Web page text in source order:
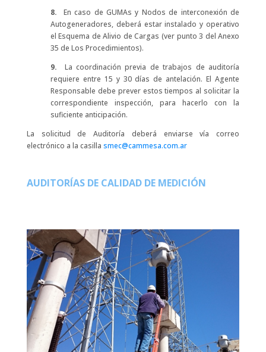
8. En caso de GUMAs y Nodos de interconexión de
Autogeneradores, deberá estar instalado y operativo
el Esquema de Alivio de Cargas (ver punto 3 del Anexo
35 de Los Procedimientos).
9. La coordinación previa de trabajos de auditoría
requiere entre 15 y 30 días de antelación. El Agente
Responsable debe prever estos tiempos al solicitar la
correspondiente inspección, para hacerlo con la
suficiente anticipación.
La solicitud de Auditoría deberá enviarse vía correo
electrónico a la casilla smec@cammesa.com.ar
AUDITORÍAS DE CALIDAD DE MEDICIÓN